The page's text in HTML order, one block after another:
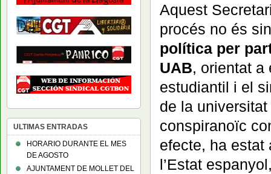
Aquest
procés no és
política per
UAB, orientat a
estudiantil i el
de la universitat
conspiranoïc
efecte, ha estat
l’Estat
ULTIMAS ENTRADAS
HORARIO DURANTE EL MES
DE AGOSTO
AJUNTAMENT DE MOLLET DEL